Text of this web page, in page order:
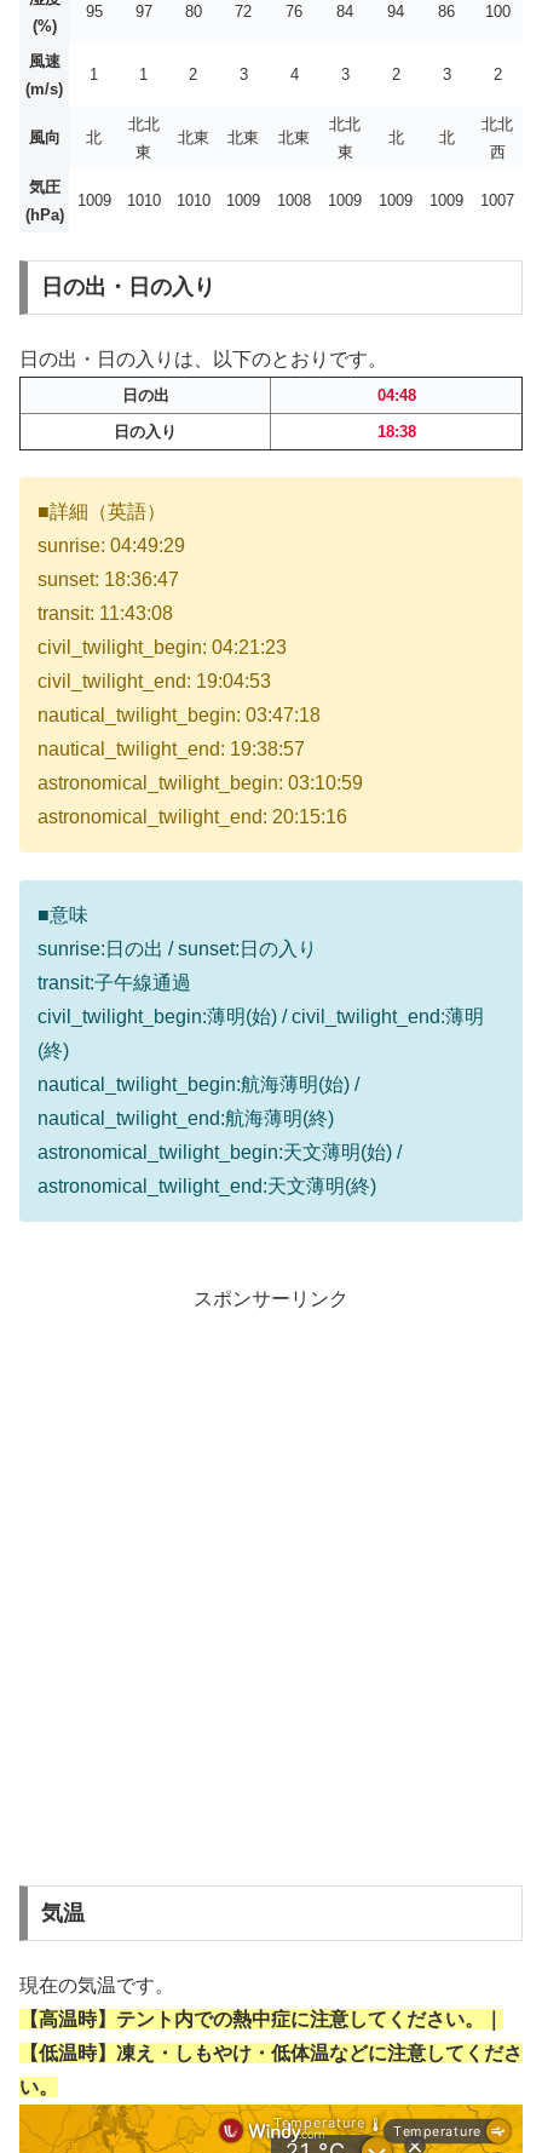
(%)
95 97 80 72 76 84 94 86 100
風速
(m/s)
1 1 2 3 4 3 2 3 2
風向 北
北北
東
北東 北東 北東
北北
東
北 北
北北
西
気圧
(hPa)
1009 1010 1010 1009 1008 1009 1009 1009 1007
日の出・日の入り
日の出・日の入りは、以下のとおりです。
日の出
04:48
日の入り
18:38
■詳細（英語）
sunrise: 04:49:29
sunset: 18:36:47
transit: 11:43:08
civil_twilight_begin: 04:21:23
civil_twilight_end: 19:04:53
nautical_twilight_begin: 03:47:18
nautical_twilight_end: 19:38:57
astronomical_twilight_begin: 03:10:59
astronomical_twilight_end: 20:15:16
■意味
sunrise:日の出 / sunset:日の入り
transit:子午線通過
civil_twilight_begin:薄明(始) / civil_twilight_end:薄明
(終)
nautical_twilight_begin:航海薄明(始) /
nautical_twilight_end:航海薄明(終)
astronomical_twilight_begin:天文薄明(始) /
astronomical_twilight_end:天文薄明(終)
スポンサーリンク
気温
現在の気温です。
【高温時】テント内での熱中症に注意してください。｜
【低温時】凍え・しもやけ・低体温などに注意してくださ
い。